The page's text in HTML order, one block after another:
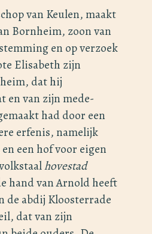
van Keulen, maakt
Bornheim, zoon van
en op verzoek
Elisabeth zijn
dat hij
en van zijn mede-
had door een
erfenis, namelijk
een hof voor eigen
hovestad
hand van Arnold heeft
de abdij Kloosterrade
dat van zijn